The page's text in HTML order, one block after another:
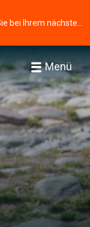
Menü